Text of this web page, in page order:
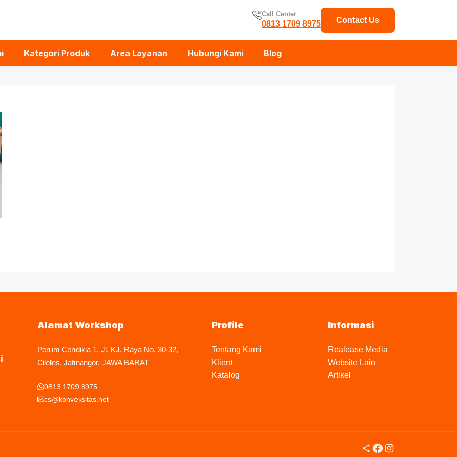
Call Center
0813 1709 8975 Contact Us
Kategori Produk Area Layanan Hubungi Kami Blog
Alamat Workshop
Perum Cendikia 1, Jl. KJ. Raya No. 30-32,
Cileles, Jatinangor, JAWA BARAT
0813 1709 8975
cs@konveksitas.net
Profile
Tentang Kami
Klient
Katalog
Informasi
Realease Media
Website Lain
Artikel
Share IconFacebook
Instagram